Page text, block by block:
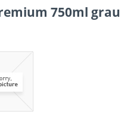
750ml grau